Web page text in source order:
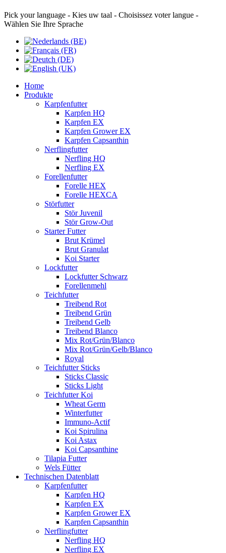
Pick your language - Kies uw taal - Choisissez voter langue -
Wählen Sie Ihre Sprache
Home
Produkte
Karpfenfutter
Karpfen HQ
Karpfen EX
Karpfen Grower EX
Karpfen Capsanthin
Nerflingfutter
Nerfling HQ
Nerfling EX
Forellenfutter
Forelle HEX
Forelle HEXCA
Störfutter
Stör Juvenil
Stör Grow-Out
Starter Futter
Brut Krümel
Brut Granulat
Koi Starter
Lockfutter
Lockfutter Schwarz
Forellenmehl
Teichfutter
Treibend Rot
Treibend Grün
Treibend Gelb
Treibend Blanco
Mix Rot/Grün/Blanco
Mix Rot/Grün/Gelb/Blanco
Royal
Teichfutter Sticks
Sticks Classic
Sticks Light
Teichfutter Koi
Wheat Germ
Winterfutter
Immuno-Actif
Koi Spirulina
Koi Astax
Koi Capsanthine
Tilapia Futter
Wels Fütter
Technischen Datenblatt
Karpfenfutter
Karpfen HQ
Karpfen EX
Karpfen Grower EX
Karpfen Capsanthin
Nerflingfutter
Nerfling HQ
Nerfling EX